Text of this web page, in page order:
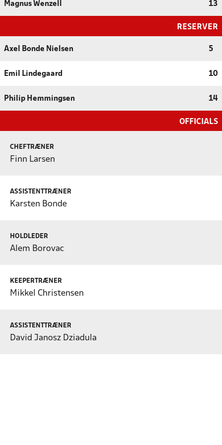
Magnus Wenzell 13
RESERVER
Axel Bonde Nielsen 5
Emil Lindegaard 10
Philip Hemmingsen 14
OFFICIALS
CHEFTRÆNER
Finn Larsen
ASSISTENTTRÆNER
Karsten Bonde
HOLDLEDER
Alem Borovac
KEEPERTRÆNER
Mikkel Christensen
ASSISTENTTRÆNER
David Janosz Dziadula